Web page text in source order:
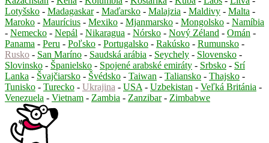
Lotyšsko - Madagaskar- Maďarsko - Malajzia - Maldivy - Malta -
Maroko - Maurícius - Mexiko - Mjanmarsko - Mongolsko - Namíbia
- Nemecko - Nepál - Nikaragua - Nórsko - Nový Zéland - Omán -
Panama - Peru - Poľsko - Portugalsko - Rakúsko - Rumunsko -
Rusko - San Maríno - Saudská arábia - Seychely - Slovensko -
Slovinsko - Španielsko - Spojené arabské emiráty - Srbsko - Srí
Lanka - Švajčiarsko - Švédsko - Taiwan - Taliansko - Thajsko -
Tunisko - Turecko - Ukrajina - USA - Uzbekistan - Veľká Británia -
Venezuela - Vietnam - Zambia - Zanzibar- Zimbabwe